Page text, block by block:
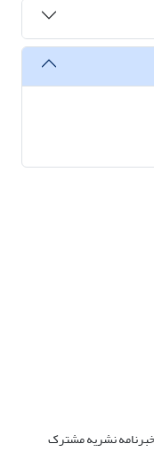
خبرنامه نشریه مشترک